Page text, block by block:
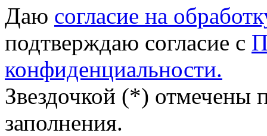
Даю согласие на
подтверждаю согласие с
конфиденциальности.
Звездочкой (*) отмечены
заполнения.